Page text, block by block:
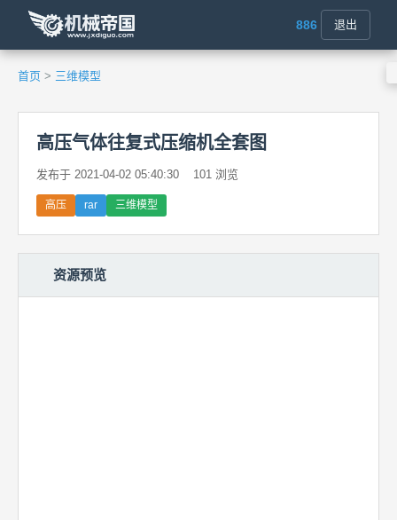
886 退出
首页 > 三维模型
高压气体往复式压缩机全套图
发布于 2021-04-02 05:40:30 101 浏览
高压 rar 三维模型
资源预览